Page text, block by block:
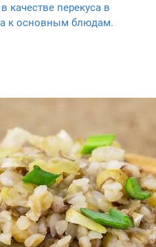
качестве перекуса в
к основным блюдам.